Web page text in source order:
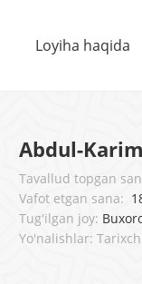
Loyiha haqida
Abdul-
Tavallud topgan
Vafot etgan sana:
Tug'ilgan joy:
Yo'nalishlar: